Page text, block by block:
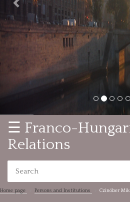
☰ Franco-
Relations
Home page Persons and Institutions Czinóber